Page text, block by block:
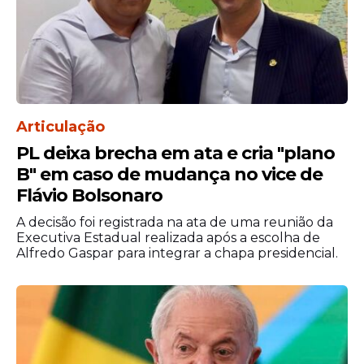
"A pasta vem justificando que o governo ainda
não teria encontrado uma solução orçamentária
para a implementação da reestruturação das
carreiras da PF", diz, em nota, a organização do
movimento dos federais.
Os federais ressaltam que 'essa não é uma
reivindicação classista, mas uma proposta
da Polícia Federal, atrelada ao Ministério da
Articulação
PL deixa brecha em ata e cria "plano
B" em caso de mudança no vice de
Flávio Bolsonaro
A decisão foi registrada na ata de uma reunião da
Executiva Estadual realizada após a escolha de
Alfredo Gaspar para integrar a chapa presidencial.